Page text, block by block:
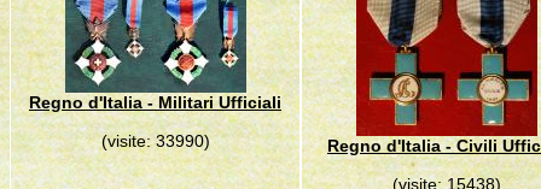
Regno d'Italia - Militari Ufficiali
(visite: 33990)
Regno d'Italia - Civili
(visite: 15438)